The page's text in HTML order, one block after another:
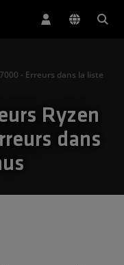
- Erreurs dans la liste
Ryzen
dans